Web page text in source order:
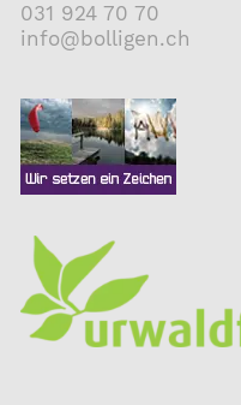
031 924 70 70
nf
b ll g n ch